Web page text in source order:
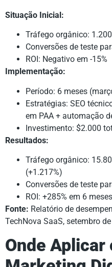
Situação Inicial:
Tráfego orgânico:
Conversões de teste
ROI: Negativo em -15%
Implementação:
Período: 6 meses
Estratégias: SEO
em PAA + automação
Investimento: $2.000
Resultados:
Tráfego orgânico:
(+1.217%)
Conversões de teste
ROI: +285% em 6 meses
Fonte: Relatório de
TechNova SaaS, setembro
Onde Aplicar